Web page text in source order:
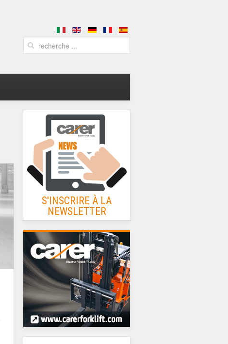
S'INSCRIRE À LA
NEWSLETTER